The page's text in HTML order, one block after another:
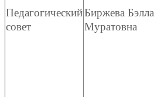
Педагогический
совет
Биржева Бэлла
Муратовна